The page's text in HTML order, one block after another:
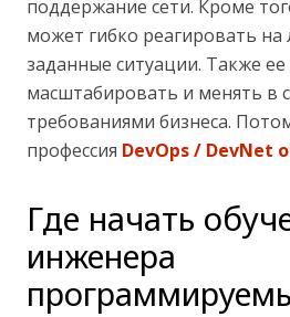
поддержание сети. Кроме
может гибко реагировать
заданные ситуации. Также
масштабировать и менять в
требованиями бизнеса.
профессия DevOps / DevNet
Где начать
инженера